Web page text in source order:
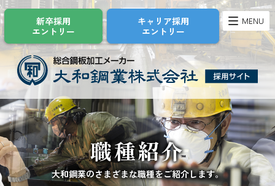
新卒採用
エントリー
キャリア採用
エントリー
MENU
職種紹介
大和鋼業のさまざまな職種をご紹介します。